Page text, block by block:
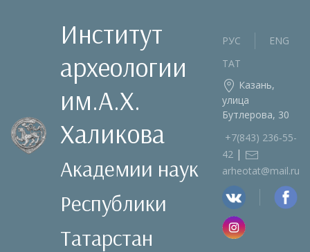
Институт
археологии
им.А.Х.
Халикова
Академии наук
Республики
Татарстан
РУС
ENG
ТАТ
Казань,
улица
Бутлерова, 30
+7(843) 236‑55-
42 |
arheotat@mail.ru